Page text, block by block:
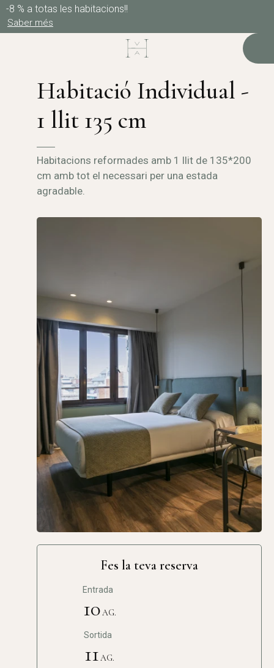
-8 % a totas les habitacions!!
Saber més
Habitació Individual -
1 llit 135 cm
Habitacions reformades amb 1 llit de 135*200
cm amb tot el necessari per una estada
agradable.
Fes la teva reserva
Entrada
10AG.
Sortida
11AG.